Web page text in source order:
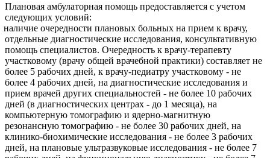
Плановая амбулаторная помощь предоставляется с учетом
следующих условий:
наличие очередности плановых больных на прием к врачу,
отдельные диагностические исследования, консультативную
помощь специалистов. Очередность к врачу-терапевту
участковому (врачу общей врачебной практики) составляет не
более 5 рабочих дней, к врачу-педиатру участковому - не
более 4 рабочих дней, на диагностические исследования и
прием врачей других специальностей - не более 10 рабочих
дней (в диагностических центрах - до 1 месяца), на
компьютерную томографию и ядерно-магнитную
резонансную томографию - не более 30 рабочих дней, на
клинико-биохимические исследования - не более 3 рабочих
дней, на плановые ультразвуковые исследования - не более 7